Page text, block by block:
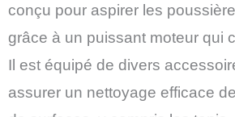
conçu pour aspirer les
grâce à un puissant moteur qui
Il est équipé de divers
assurer un nettoyage efficace